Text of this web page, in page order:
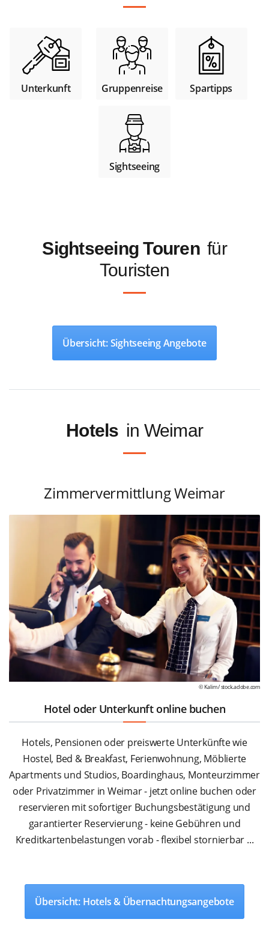
Unterkunft Gruppenreise Spartipps
Sightseeing
Sightseeing Touren für
Touristen
Übersicht: Sightseeing Angebote
Hotels in Weimar
Zimmervermittlung Weimar
© Kalim /stock.adobe.com
Hotel oder Unterkunft online buchen
Hotels, Pensionen oder preiswerte Unterkünfte wie
Hostel, Bed & Breakfast, Ferienwohnung, Möblierte
Apartments und Studios, Boardinghaus, Monteurzimmer
oder Privatzimmer in Weimar - jetzt online buchen oder
reservieren mit sofortiger Buchungsbestätigung und
garantierter Reservierung - keine Gebühren und
Kreditkartenbelastungen vorab - flexibel stornierbar ...
Übersicht: Hotels & Übernachtungsangebote